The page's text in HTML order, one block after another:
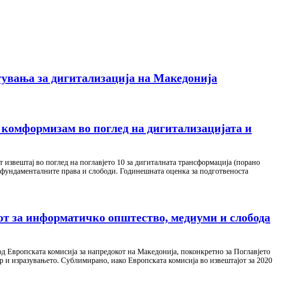
за дигитализација на Македонија
во поглед на дигитализацијата и
во поглед на поглавјето 10 за дигиталната трансформација (порано
права и слободи. Годинешната оценка за подготвеноста
информатичко општество, медиуми и слобода
Европската комисија за напредокот на Македонија, поконкретно за Поглавјето
изразувањето. Сублимирано, иако Европската комисија во извештајот за 2020